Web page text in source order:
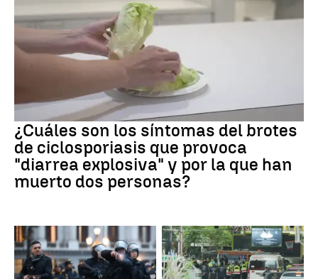
Brote
¿Cuáles son los síntomas del brotes
de ciclosporiasis que provoca
"diarrea explosiva" y por la que han
muerto dos personas?